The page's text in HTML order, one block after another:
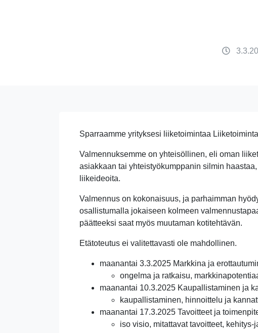
Sparraamme yrityksesi liiketoimintaa
Valmennuksemme on yhteisöllinen, eli oman
asiakkaan tai yhteistyökumppanin silmin
liikeideoita.
Valmennus on kokonaisuus, ja parhaimman
osallistumalla jokaiseen kolmeen
päätteeksi saat myös muutaman kotitehtävän.
Etätoteutus ei valitettavasti ole mahdollinen.
maanantai 3.3.2025 Markkina ja
ongelma ja ratkaisu,
maanantai 10.3.2025 Kaupallistaminen ja
kaupallistaminen, hinnoittelu ja
maanantai 17.3.2025 Tavoitteet ja
iso visio, mitattavat tavoitteet,